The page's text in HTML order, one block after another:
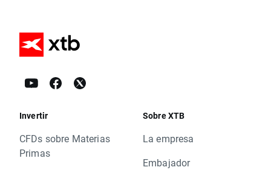
Invertir
CFDs sobre Materias
Primas
Sobre XTB
La empresa
Embajador